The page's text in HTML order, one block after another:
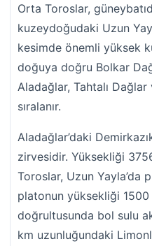
Orta Toroslar,
kuzeydoğudaki Uzun
kesimde önemli yüksek
doğuya doğru Bolkar
Aladağlar, Tahtalı
sıralanır.
Aladağlar’daki
zirvesidir. Yüksekliği
Toroslar, Uzun Yayla’da
platonun yüksekliği
doğrultusunda bol sulu
km uzunluğundaki